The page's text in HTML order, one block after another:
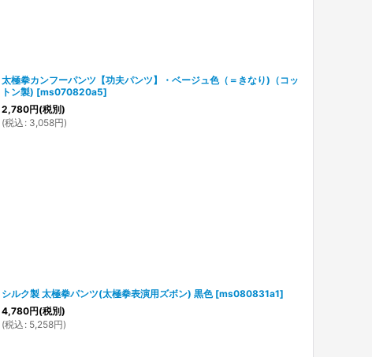
太極拳カンフーパンツ【功夫パンツ】・ベージュ色（＝きなり)（コッ
トン製) [ms070820a5]
2,780円(税別)
(税込 : 3,058円)
シルク製 太極拳パンツ(太極拳表演用ズボン) 黒色 [ms080831a1]
4,780円(税別)
(税込 : 5,258円)